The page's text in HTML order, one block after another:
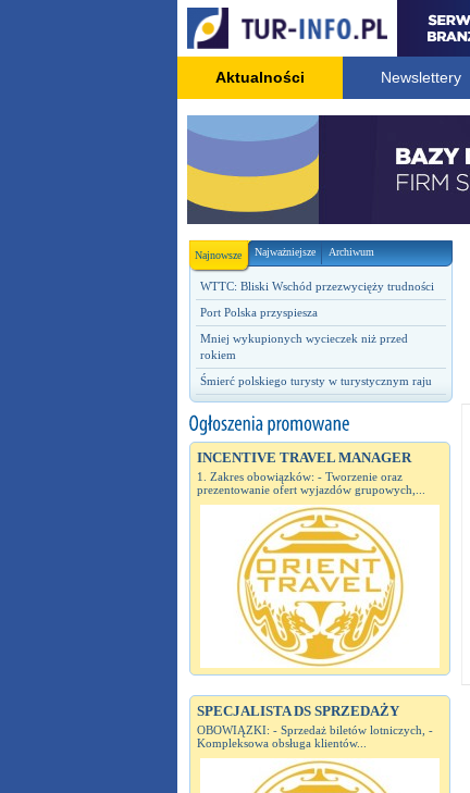
Aktualności Newslettery
Najnowsze Najważniejsze Archiwum
WTTC: Bliski Wschód przezwycięży trudności
Port Polska przyspiesza
Mniej wykupionych wycieczek niż przed
rokiem
Śmierć polskiego turysty w turystycznym raju
INCENTIVE TRAVEL MANAGER
1. Zakres obowiązków: - Tworzenie oraz
prezentowanie ofert wyjazdów grupowych,...
SPECJALISTA DS SPRZEDAŻY
OBOWIĄZKI: - Sprzedaż biletów lotniczych, -
Kompleksowa obsługa klientów...